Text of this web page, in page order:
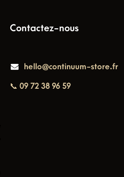
Contactez-nous
hello@continuum-store.fr
📞 09 72 38 96 59